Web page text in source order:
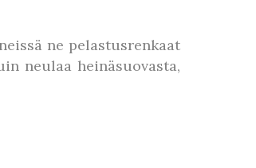
ne pelastusrenkaat
neulaa heinäsuovasta,